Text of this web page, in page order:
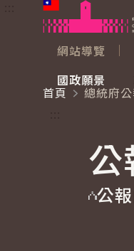
跳到主要內容
網站導覽
國政願景
國家氣候變遷
重要談話
總統府新聞
影音頻道
賴清德總統
首頁
總統府
公
公